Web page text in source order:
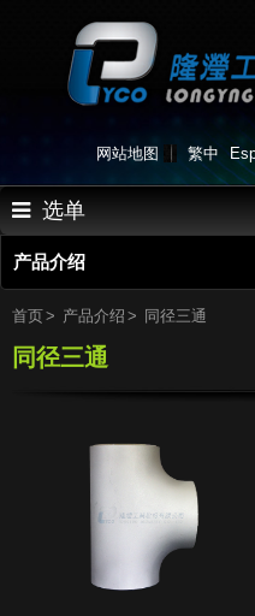
网站地图 繁中
选单
首页
关于我们
产品介绍
最新消息
产品介绍
首页 产品介绍 同径三通
同径三通